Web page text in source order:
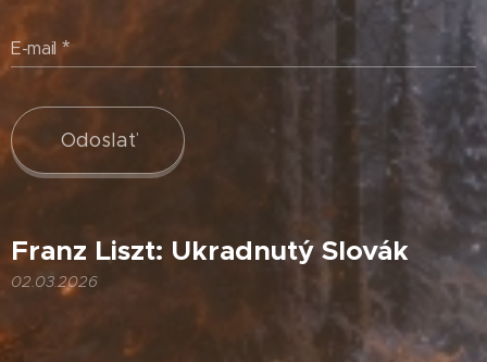
E-mail
Odoslať
Franz Liszt: Ukradnutý Slovák
02.03.2026